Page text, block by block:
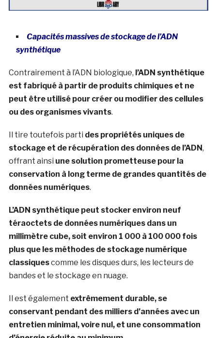
Capacités massives de stockage del’ADN
synthétique
Contrairement à l’ADN biologique, l’ADN synthétique
est fabriqué à partir de produits chimiques et ne
peut être utilisé pour créer ou modifier des cellules
ou des organismes vivants.
Il tire toutefois parti des propriétés uniques de
stockage et de récupération des données de l’ADN,
offrant ainsi une solution prometteuse pour la
conservation à long terme de grandes quantités de
données numériques.
L’ADN synthétique peut stocker environ neuf
téraoctets de données numériques dans un
millimètre cube, soit environ 1 000 à 100 000 fois
plus que les méthodes de stockage numérique
classiquescomme les disques durs, les lecteurs de
bandes et le stockage en nuage.
Il est également extrêmement durable, se
conservant pendant des milliers d’années avec un
entretien minimal, voire nul, et une consommation